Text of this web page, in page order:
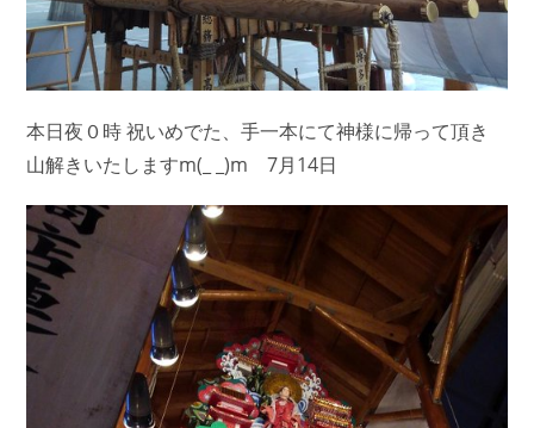
本日夜０時 祝いめでた、手一本にて神様に帰って頂き
山解きいたしますm(_ _)m 7月14日